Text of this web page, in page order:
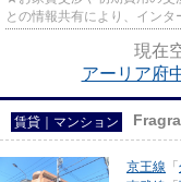
との情報共有により、イン
現在
アーリア府
賃貸｜マンション
京王線 「